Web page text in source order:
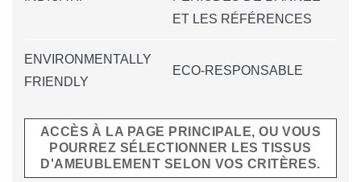
ET LES RÉFÉRENCES
ENVIRONMENTALLY
FRIENDLY
ECO-RESPONSABLE
ACCÈS À LA PAGE PRINCIPALE, OU VOUS
POURREZ SÉLECTIONNER LES TISSUS
D'AMEUBLEMENT SELON VOS CRITÈRES.